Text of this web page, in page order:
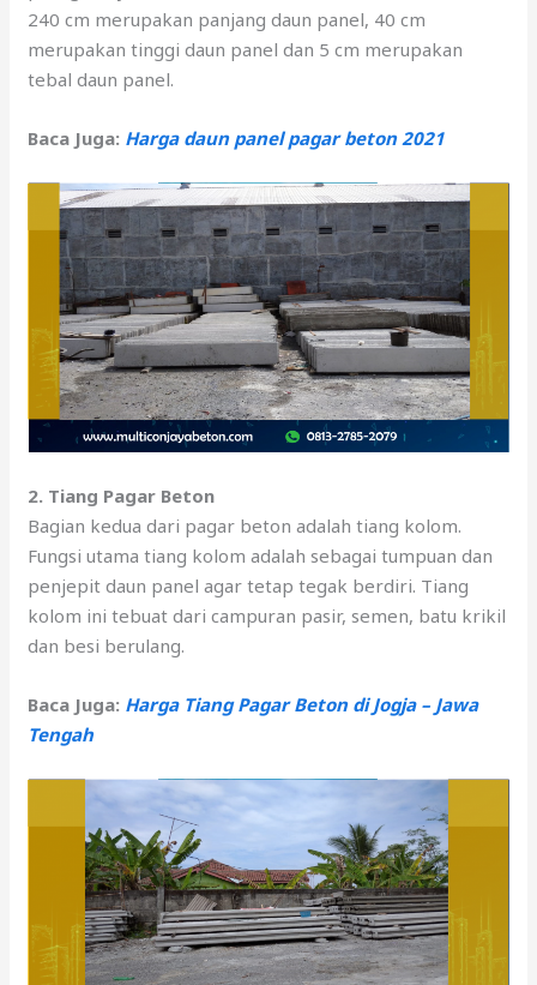
240 cm merupakan panjang daun panel, 40 cm
merupakan tinggi daun panel dan 5 cm merupakan
tebal daun panel.
Baca Juga: Harga daun panel pagar beton 2021
2. Tiang Pagar Beton
Bagian kedua dari pagar beton adalah tiang kolom.
Fungsi utama tiang kolom adalah sebagai tumpuan dan
penjepit daun panel agar tetap tegak berdiri. Tiang
kolom ini tebuat dari campuran pasir, semen, batu krikil
dan besi berulang.
Baca Juga: Harga Tiang Pagar Beton di Jogja – Jawa
Tengah